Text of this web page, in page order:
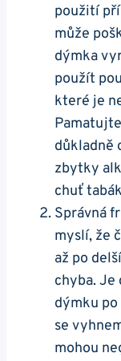
použití
může
dýmka
použít
které je
důkladně
zbytky
chuť
Správná
myslí, že
až po
chyba.
dýmku
se
mohou